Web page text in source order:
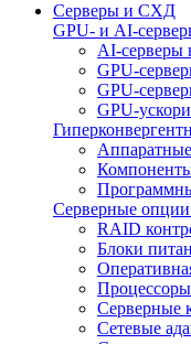
Серверы и СХД
GPU- и AI-
AI-серверы
GPU-
GPU-
GPU-
Серверные
RAID
Блоки
Процессоры
Серверные
Сетевые